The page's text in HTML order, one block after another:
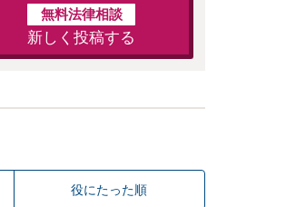
無料法律相談
新しく投稿する
役にたった順